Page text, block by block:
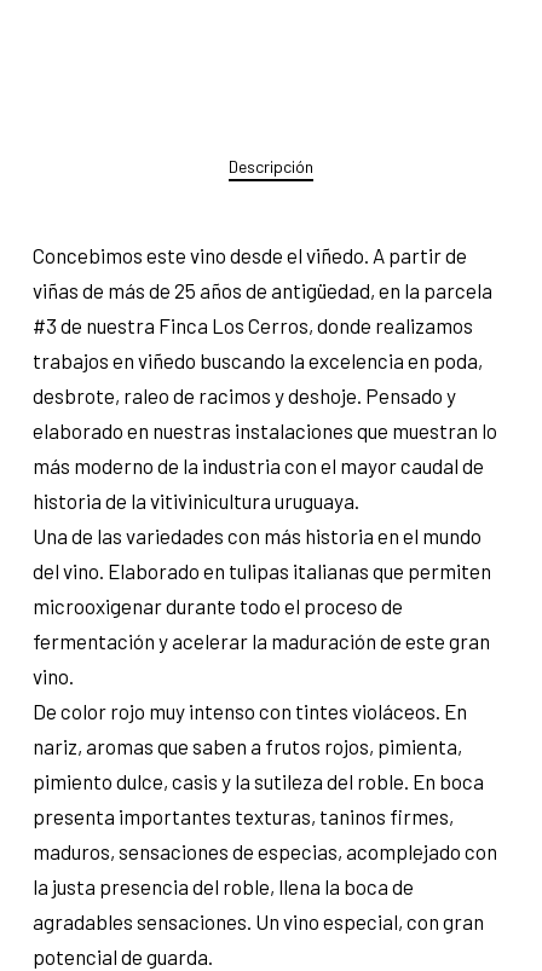
Descripción
Concebimos este vino desde el viñedo. A partir de
viñas de más de 25 años de antigüedad, en la parcela
#3 de nuestra Finca Los Cerros, donde realizamos
trabajos en viñedo buscando la excelencia en poda,
desbrote, raleo de racimos y deshoje. Pensado y
elaborado en nuestras instalaciones que muestran lo
más moderno de la industria con el mayor caudal de
historia de la vitivinicultura uruguaya.
Una de las variedades con más historia en el mundo
del vino. Elaborado en tulipas italianas que permiten
microoxigenar durante todo el proceso de
fermentación y acelerar la maduración de este gran
vino.
De color rojo muy intenso con tintes violáceos. En
nariz, aromas que saben a frutos rojos, pimienta,
pimiento dulce, casis y la sutileza del roble. En boca
presenta importantes texturas, taninos firmes,
maduros, sensaciones de especias, acomplejado con
la justa presencia del roble, llena la boca de
agradables sensaciones. Un vino especial, con gran
potencial de guarda.